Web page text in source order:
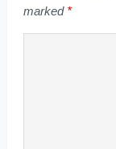
marked *